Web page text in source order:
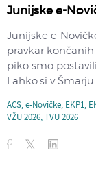
Junijske e-
Junijske e-
pravkar končanih
piko smo
Lahko.si v Šmarju
ACS,e-Novičke, EKP1,
VŽU 2026,TVU 2026